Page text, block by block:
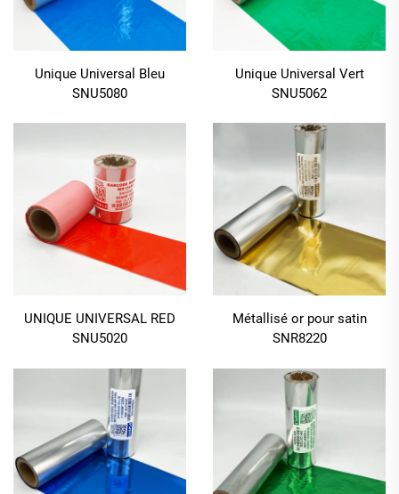
Unique Universal Bleu
SNU5080
Unique Universal Vert
SNU5062
UNIQUE UNIVERSAL RED
SNU5020
Métallisé or pour satin
SNR8220